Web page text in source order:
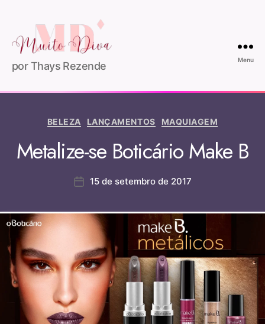
por Thays Rezende
Menu
BELEZA LANÇAMENTOS MAQUIAGEM
Metalize-se Boticário Make B
15 de setembro de 2017